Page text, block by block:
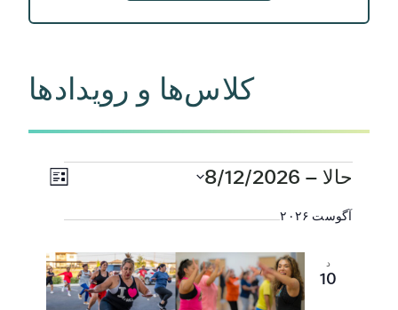
کلاس‌ها و رویدادها
رویدادها
رویداد
فهرست حالا –
8/12/2026
را
کنید.
آگوست ۲۰۲۶
د
10